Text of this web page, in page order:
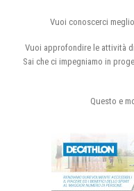
Vuoi conoscerci
Vuoi approfondire le attività
Sai che ci impegniamo in
Questo e